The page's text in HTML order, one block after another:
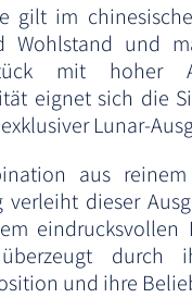
gilt im
Wohlstand und
mit hoher
eignet sich die
Lunar-
aus
verleiht dieser
durch
und ihre